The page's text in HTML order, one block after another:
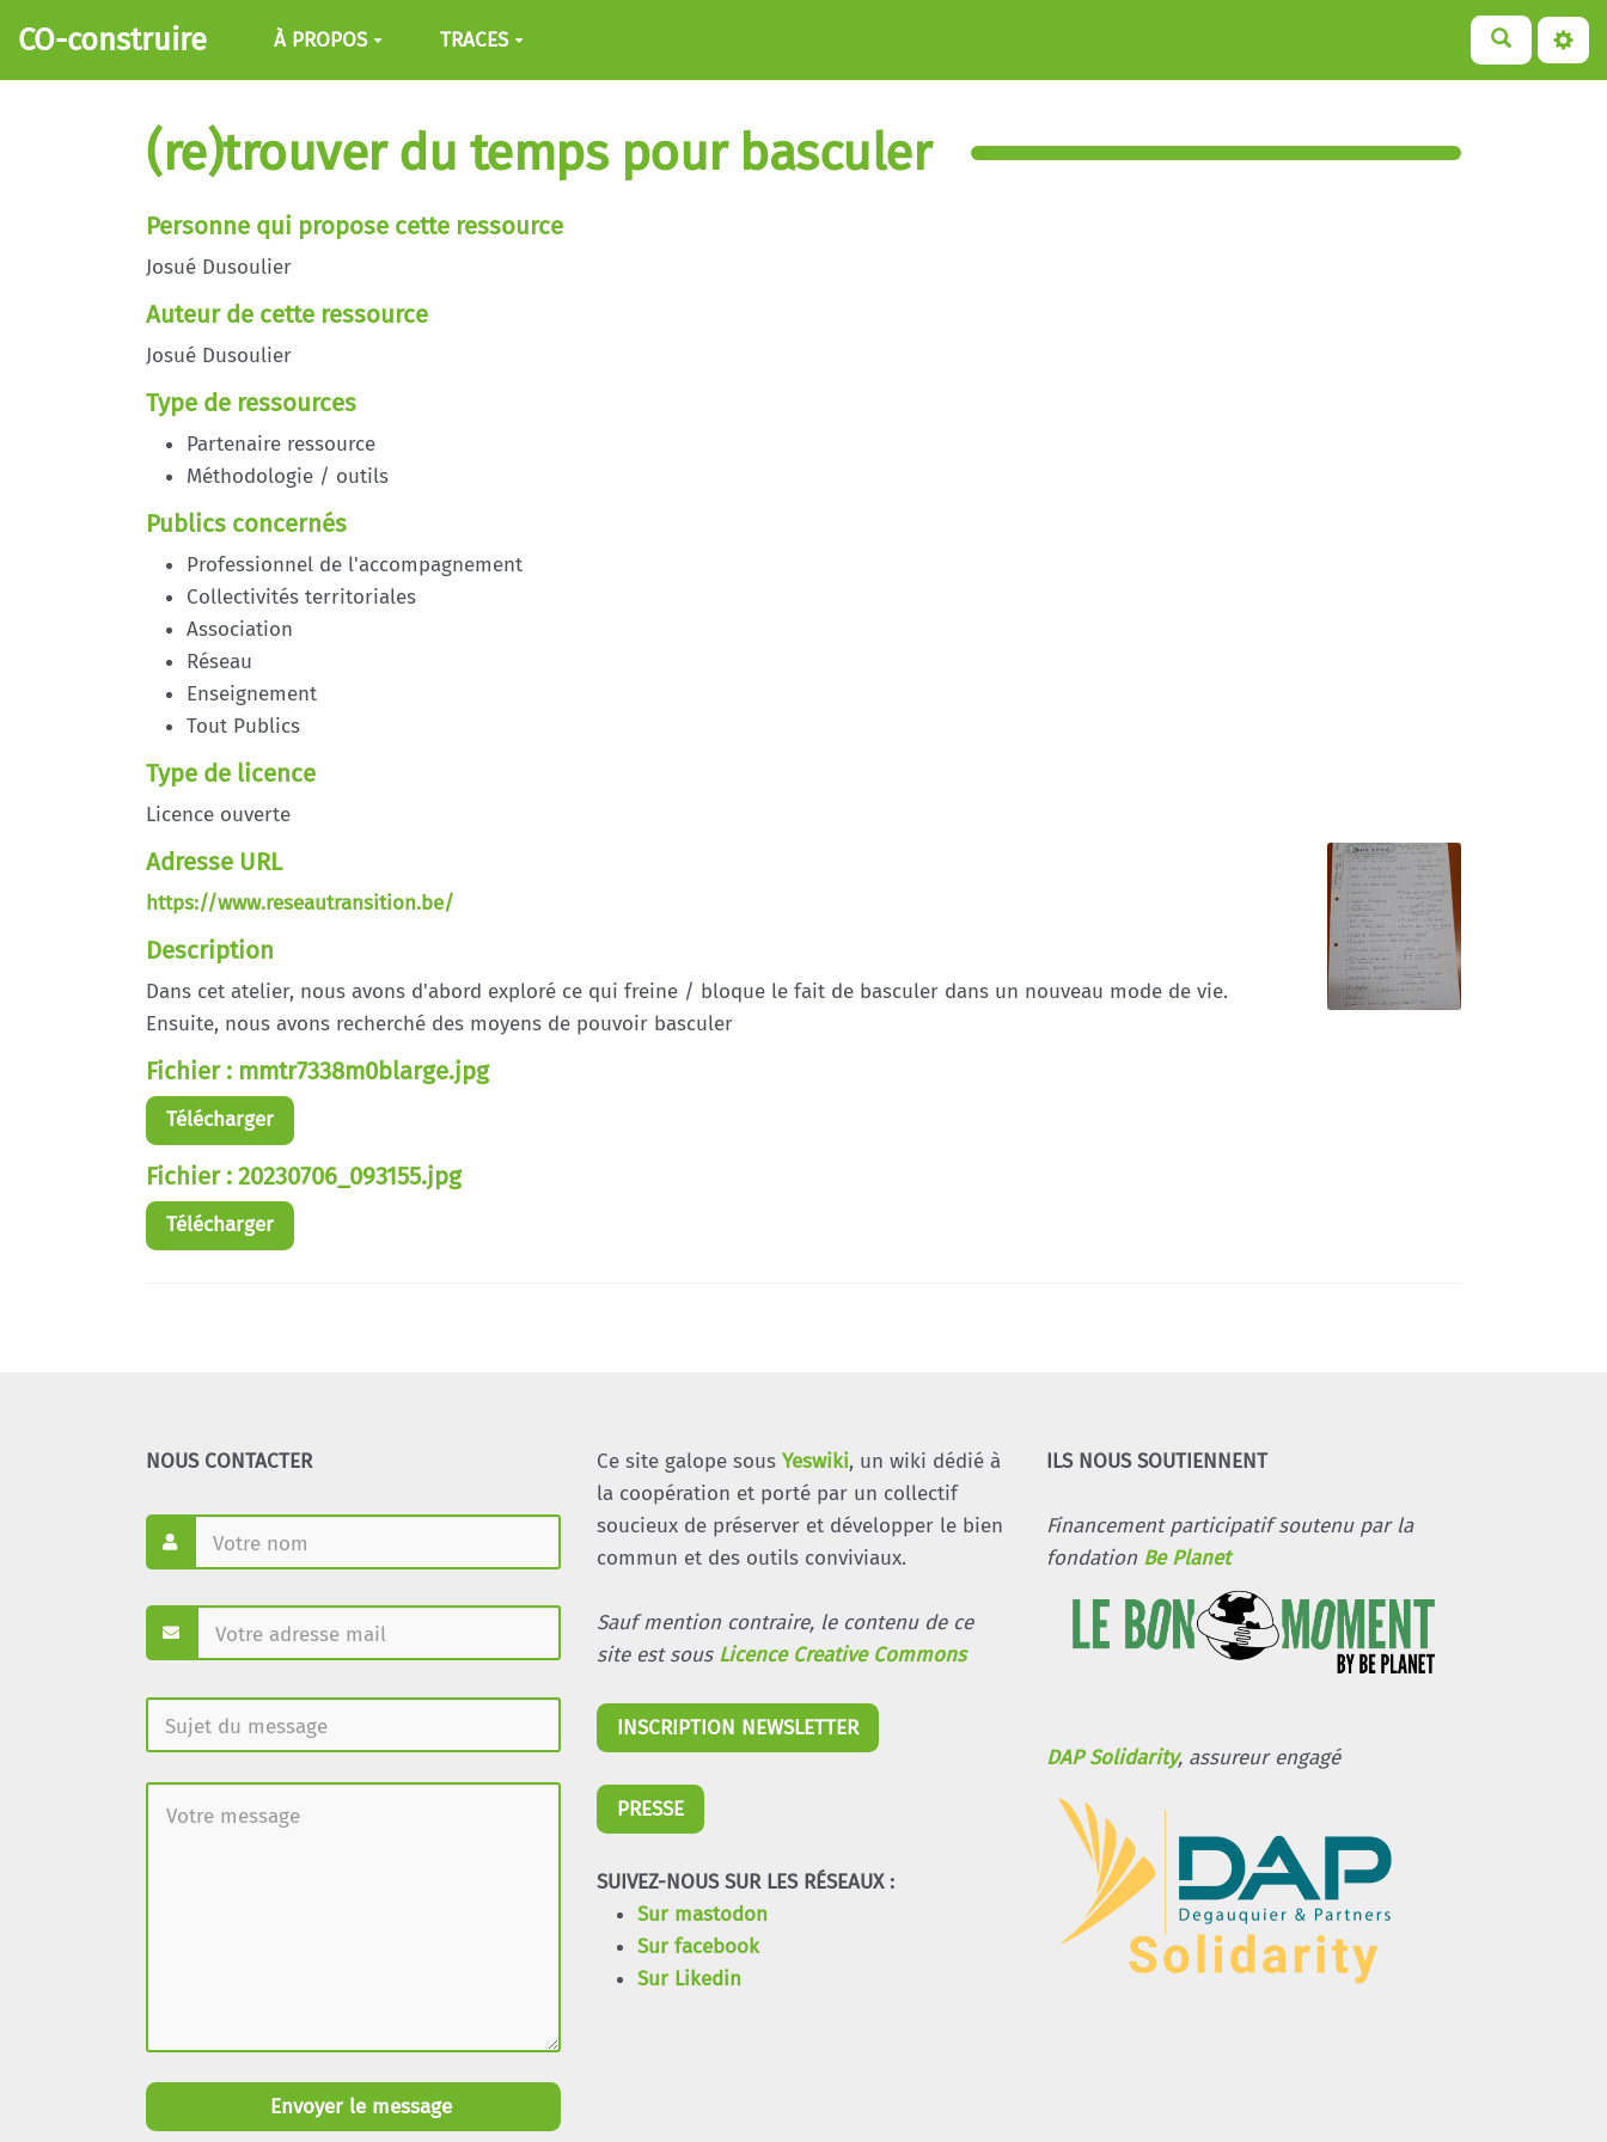
Aller au contenu principal
CO-construire À PROPOS TRACES
(re)trouver du temps pour basculer
Personne qui propose cette ressource
Josué Dusoulier
Auteur de cette ressource
Josué Dusoulier
Type de ressources
Partenaire ressource
Méthodologie / outils
Publics concernés
Professionnel de l'accompagnement
Collectivités territoriales
Association
Réseau
Enseignement
Tout Publics
Type de licence
Licence ouverte
Adresse URL
https://www.reseautransition.be/
Description
Dans cet atelier, nous avons d'abord exploré ce qui freine / bloque le fait de basculer dans un nouveau mode de vie.
Ensuite, nous avons recherché des moyens de pouvoir basculer
Fichier : mmtr7338m0blarge.jpg
Télécharger
Fichier : 20230706_093155.jpg
Télécharger
NOUS CONTACTER
Envoyer le message
Ce site galope sous Yeswiki, un wiki dédié à
la coopération et porté par un collectif
soucieux de préserver et développer le bien
commun et des outils conviviaux.
Sauf mention contraire, le contenu de ce
site est sous Licence Creative Commons
INSCRIPTION NEWSLETTER
PRESSE
SUIVEZ-NOUS SUR LES RÉSEAUX :
Sur mastodon
Sur facebook
Sur Likedin
ILS NOUS SOUTIENNENT
Financement participatif soutenu par la
fondation Be Planet
DAP Solidarity, assureur engagé